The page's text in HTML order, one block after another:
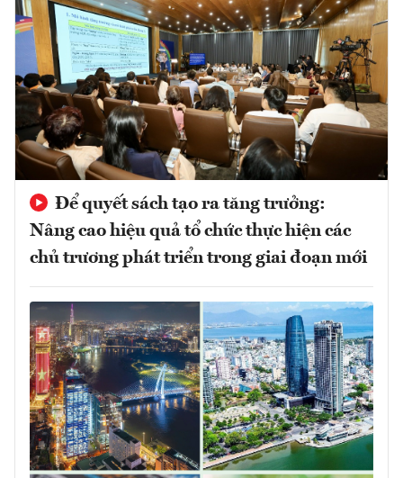
Để quyết sách tạo ra tăng trưởng:
Nâng cao hiệu quả tổ chức thực hiện các
chủ trương phát triển trong giai đoạn mới